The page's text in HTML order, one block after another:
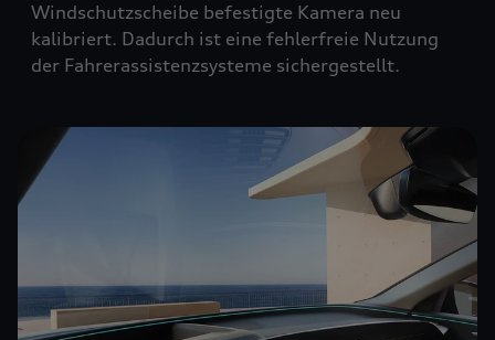
Windschutzscheibe befestigte Kamera neu
kalibriert. Dadurch ist eine fehlerfreie Nutzung
der Fahrerassistenzsysteme sichergestellt.